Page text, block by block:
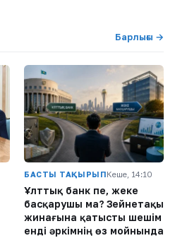
Барлығы →
БАСТЫ ТАҚЫРЫПКеше, 14:10
Ұлттық банк пе, жеке
басқарушы ма? Зейнетақы
жинағына қатысты шешім
енді әркімнің өз мойнында